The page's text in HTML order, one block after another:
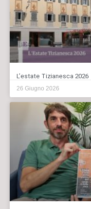
L’estate Tizianesca 2026
26 Giugno 2026